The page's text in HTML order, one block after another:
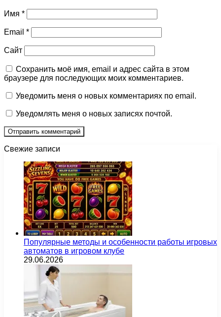
Имя *
Email *
Сайт
Сохранить моё имя, email и адрес сайта в этом
браузере для последующих моих комментариев.
Уведомить меня о новых комментариях по email.
Уведомлять меня о новых записях почтой.
Свежие записи
Популярные методы и особенности работы игровых
автоматов в игровом клубе
29.06.2026